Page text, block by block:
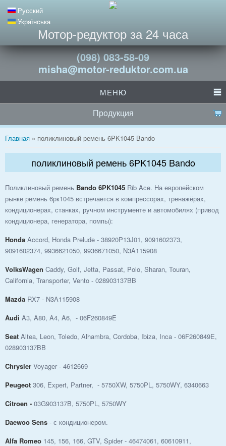
Русский
Українська
Мотор-редуктор за 24 часа
(098) 083-58-09
misha@motor-reduktor.com.ua
МЕНЮ
Продукция
Вы здесь
Главная » поликлиновый ремень 6PK1045 Bando
поликлиновый ремень 6PK1045 Bando
Поликлиновый ремень Bando 6PK1045 Rib Ace. На европейском
рынке ремень 6рк1045 встречается в компрессорах, тренажёрах,
кондиционерах, станках, ручном инструменте и автомобилях (привод
кондиционера, генератора, помпы):
Honda Accord, Honda Prelude - 38920P13J01, 9091602373,
9091602374, 9936621050, 9936671050, N3A115908
VolksWagen Caddy, Golf, Jetta, Passat, Polo, Sharan, Touran,
California, Transporter, Vento - 028903137BB
Mazda RX7 - N3A115908
Audi A3, A80, A4, A6, - 06F260849E
Seat Altea, Leon, Toledo, Alhambra, Cordoba, Ibiza, Inca - 06F260849E,
028903137BB
Chrysler Voyager - 4612669
Peugeot 306, Expert, Partner, - 5750XW, 5750PL, 5750WY, 6340663
Citroen - 03G903137B, 5750PL, 5750WY
Daewoo Sens - с кондиционером.
Alfa Romeo 145, 156, 166, GTV, Spider - 46474061, 60610911,